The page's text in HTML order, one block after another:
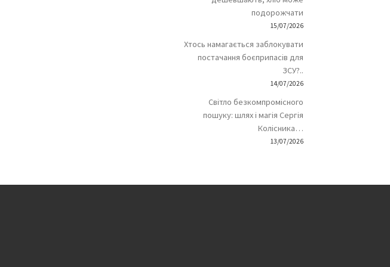
подорожчати
15/07/2026
Хтось намагається заблокувати
постачання боєприпасів для
ЗСУ?..
14/07/2026
Світло безкомпромісного
пошуку: шлях і магія Сергія
Колісника…
13/07/2026